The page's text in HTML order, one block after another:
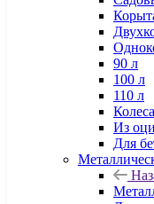
90 л
100 л
110 л
Из
Для